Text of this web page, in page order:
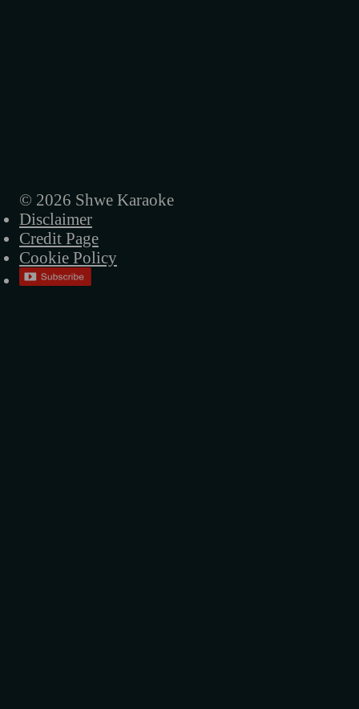
© 2026 Shwe Karaoke
Disclaimer
Credit Page
Cookie Policy